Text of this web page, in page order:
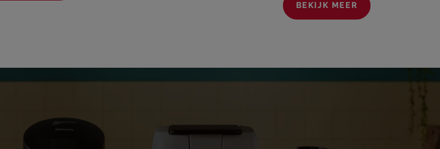
BEKIJK MEER